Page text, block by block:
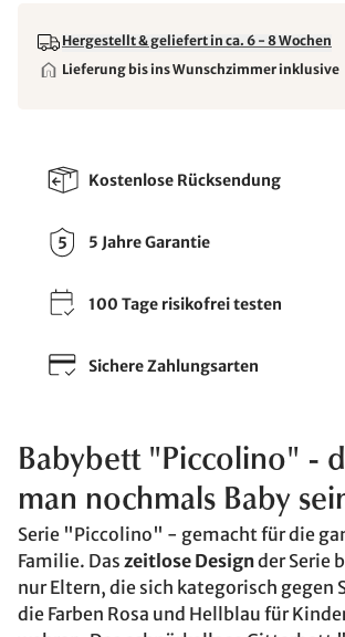
Hergestellt & geliefert in ca. 6 - 8 Wochen
Lieferung bis ins Wunschzimmer inklusive
Kostenlose Rücksendung
5 Jahre Garantie
100 Tage risikofrei testen
Sichere Zahlungsarten
Babybett "Piccolino" -
man nochmals Baby
Serie "Piccolino" - gemacht für die
Familie. Das zeitlose Designder Serie
nur Eltern, die sich kategorisch gegen
die Farben Rosa und Hellblau für